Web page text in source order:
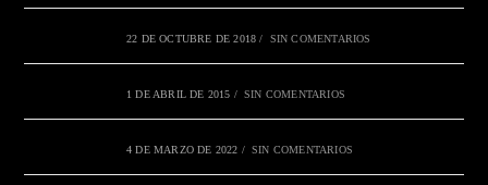
22 DE OCTUBRE DE 2018 / SIN COMENTARIOS
1 DE ABRIL DE 2015 / SIN COMENTARIOS
4 DE MARZO DE 2022 / SIN COMENTARIOS